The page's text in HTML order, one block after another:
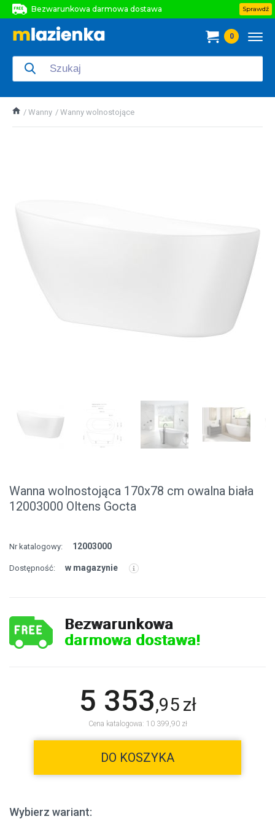
Bezwarunkowa darmowa dostawa
Bezwarunkowa darmowa dostawa
Sprawdź
0
Wanny Wanny wolnostojące
Wanna wolnostojąca 170x78 cm owalna biała
12003000 Oltens Gocta
Nr katalogowy: 12003000
Dostępność: w magazynie
Bezwarunkowa
darmowa dostawa!
5 353,95 zł
Cena katalogowa: 10 399,90 zł
DO KOSZYKA
Wybierz wariant: